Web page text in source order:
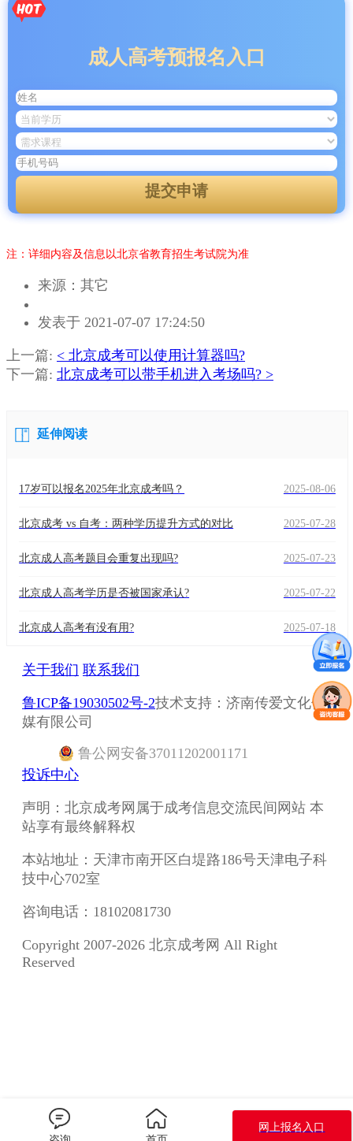
成人高考预报名入口
提交申请
注：详细内容及信息以北京省教育招生考试院为准
来源：其它
者：
老
师
发表于 2021-07-07 17:24:50
上一篇: < 北京成考可以使用计算器吗?
下一篇: 北京成考可以带手机进入考场吗? >
延伸阅读
17岁可以报名2025年北京成考吗？ 2025-08-06
北京成考 vs 自考：两种学历提升方式的对比 2025-07-28
北京成人高考题目会重复出现吗? 2025-07-23
北京成人高考学历是否被国家承认? 2025-07-22
北京成人高考有没有用? 2025-07-18
关于我们 联系我们
鲁ICP备19030502号-2技术支持：济南传爱文化传
媒有限公司
鲁公网安备37011202001171
投诉中心
声明：北京成考网属于成考信息交流民间网站 本
站享有最终解释权
本站地址：天津市南开区白堤路186号天津电子科
技中心702室
咨询电话：18102081730
Copyright 2007-2026 北京成考网 All Right
Reserved
网上报名入口